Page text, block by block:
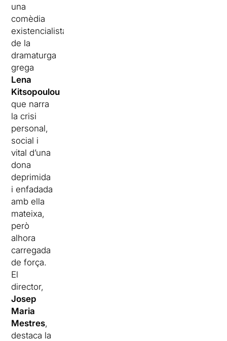
una
comèdia
existencialista
de la
dramaturga
grega
Lena
Kitsopoulou
que narra
la crisi
personal,
social i
vital d’una
dona
deprimida
i enfadada
amb ella
mateixa,
però
alhora
carregada
de força.
El
director,
Josep
Maria
Mestres,
destaca la